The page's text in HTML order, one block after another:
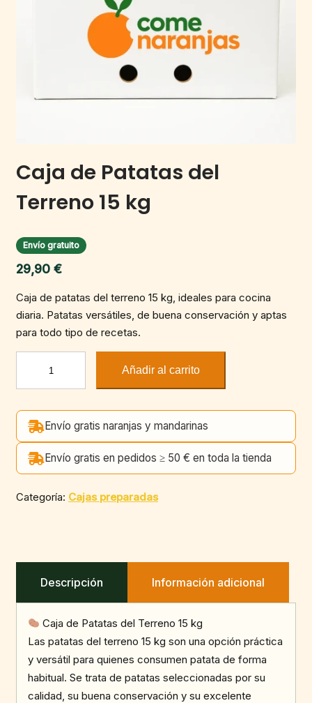
Caja de Patatas del
Terreno 15 kg
Envío gratuito
29,90 €
Caja de patatas del terreno 15 kg, ideales para cocina
diaria. Patatas versátiles, de buena conservación y aptas
para todo tipo de recetas.
del
Terreno
15
kg
Añadir al carrito
Envío gratis naranjas y mandarinas
Envío gratis en pedidos ≥ 50 € en toda la tienda
Categoría: Cajas preparadas
Descripción Información adicional
Caja de Patatas del Terreno 15 kg
Las patatas del terreno 15 kg son una opción práctica
y versátil para quienes consumen patata de forma
habitual. Se trata de patatas seleccionadas por su
calidad, su buena conservación y su excelente